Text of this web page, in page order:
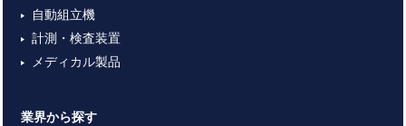
自動組立機
計測・検査装置
メディカル製品
業界から探す